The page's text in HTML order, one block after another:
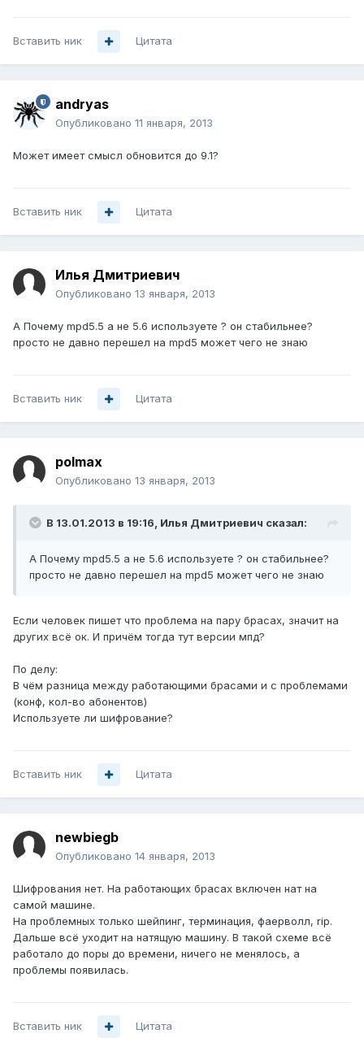
Вставить ник Цитата
andryas
Опубликовано 11 января, 2013
Может имеет смысл обновится до 9.1?
Вставить ник Цитата
Илья Дмитриевич
Опубликовано 13 января, 2013
А Почему mpd5.5 а не 5.6 используете ? он стабильнее?
просто не давно перешел на mpd5 может чего не знаю
Вставить ник Цитата
polmax
Опубликовано 13 января, 2013
В 13.01.2013 в 19:16, Илья Дмитриевич сказал:
А Почему mpd5.5 а не 5.6 используете ? он стабильнее?
просто не давно перешел на mpd5 может чего не знаю
Если человек пишет что проблема на пару брасах, значит на
других всё ок. И причём тогда тут версии мпд?
По делу:
В чём разница между работающими брасами и с проблемами
(конф, кол-во абонентов)
Используете ли шифрование?
Вставить ник Цитата
newbiegb
Опубликовано 14 января, 2013
Шифрования нет. На работающих брасах включен нат на
самой машине.
На проблемных только шейпинг, терминация, фаерволл, rip.
Дальше всё уходит на натящую машину. В такой схеме всё
работало до поры до времени, ничего не менялось, а
проблемы появилась.
Вставить ник Цитата